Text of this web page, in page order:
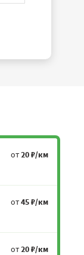
от20 ₽/км
от45 ₽/км
от20 ₽/км